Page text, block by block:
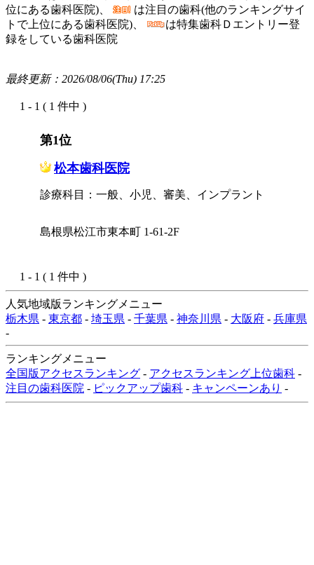
位にある歯科医院)、
は注目の歯科(他のランキングサイ
トで上位にある歯科医院)、
は特集歯科Ｄエントリー登
録をしている歯科医院
最終更新：2026/08/06(Thu) 17:25
1 - 1 ( 1 件中 )
第1位
松本歯科医院
診療科目：一般、小児、審美、インプラント
島根県松江市東本町 1-61-2F
1 - 1 ( 1 件中 )
人気地域版ランキングメニュー
栃木県 - 東京都 - 埼玉県 - 千葉県 - 神奈川県 - 大阪府 - 兵庫県
-
ランキングメニュー
全国版アクセスランキング - アクセスランキング上位歯科 -
注目の歯科医院 - ピックアップ歯科 - キャンペーンあり -